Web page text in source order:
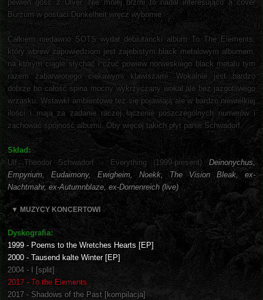
pewien gość z Ulver. Nie mniej brzmi to nadal interesująco a cover
Burzum w postaci Dunkelheit wręcz wybornie.
Całkiem niedawno SOTS wydał debiutancki album To The Elements,
który wbrew zapowiedziom jest zajebistym black metalowym albumem,
na którym ciągle słychać i czuć powiew norweskiego black metalu tym
razem zabarwionego ciekawymi klawiszami. Wokalnie jest bardzo
dobrze bo całość spina mocny wykrzyczany wokal ale bez jazgotliwego
wrzasku. Wstawki ambientowe też się pojawiają ale w bardzo niewielkiej
ilości i mają za zadanie raczej łączenie poszczególnych numerów i
zachować spójność albumu. Oby więcej takich płyt panie Schwadorf.
Skład:
Ulf Theodor Schwadorf - Everything (1999-present) Deinonychus,
Empyrium, Eudaimony, Ewigheim, Noekk, The Vision Bleak, ex-
Nachtmahr, ex-Autumnblaze, ex-Dornenreich (live)
▼ MUZYCY KONCERTOWI
Dyskografia:
1999 - Poems to the Wretches Hearts [EP]
2000 - Tausend kalte Winter [EP]
2004 - I [split]
2017 - To the Elements
2017 - Shadows of the Past [kompilacja]